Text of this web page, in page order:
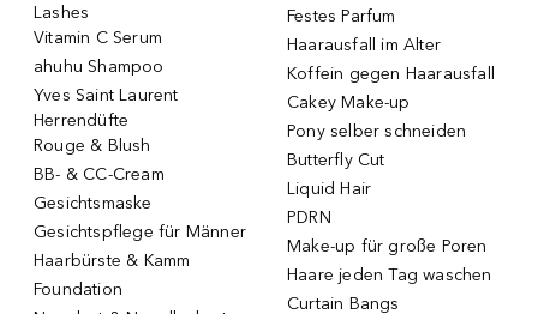
Lashes
Vitamin C Serum
ahuhu Shampoo
Yves Saint Laurent
Herrendüfte
Rouge & Blush
BB- & CC-Cream
Gesichtsmaske
Gesichtspflege für Männer
Haarbürste & Kamm
Foundation
Festes Parfum
Haarausfall im Alter
Koffein gegen Haarausfall
Cakey Make-up
Pony selber schneiden
Butterfly Cut
Liquid Hair
PDRN
Make-up für große Poren
Haare jeden Tag waschen
Curtain Bangs